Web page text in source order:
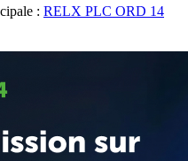
: RELX PLC ORD 14